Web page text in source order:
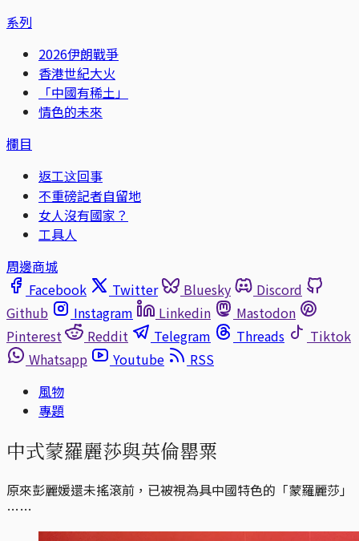
系列
2026伊朗戰爭
香港世紀大火
「中國有稀土」
情色的未來
欄目
返工这回事
不重磅記者自留地
女人沒有國家？
工具人
周邊商城
Facebook
Twitter Bluesky
Discord
Github
Instagram Linkedin
Mastodon
Pinterest
Reddit Telegram Threads
Tiktok
Whatsapp
Youtube
RSS
風物
專題
中式蒙羅麗莎與英倫罌粟
原來彭麗媛還未搖滾前，已被視為具中國特色的「蒙羅麗莎」
……